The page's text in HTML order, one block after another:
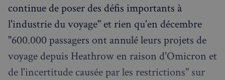
continue de poser des défis importants à
l'industrie du voyage" et rien qu'en décembre
"600.000 passagers ont annulé leurs projets de
voyage depuis Heathrow en raison d'Omicron et
de l'incertitude causée par les restrictions" sur